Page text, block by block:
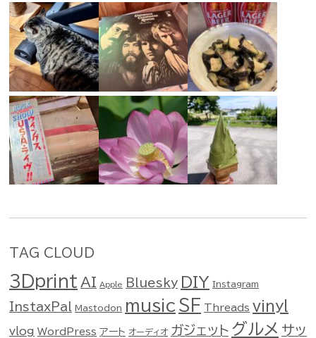
TAG CLOUD
3Dprint AI Apple Bluesky DIY Instagram
InstaxPal Mastodon music SF Threads vinyl
vlog WordPress アート オーディオ ガジェット グルメ サッ